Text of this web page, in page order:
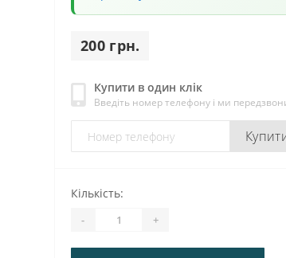
200 грн.
Купити в один клік
Введіть номер телефону і ми
Кількість:
- +